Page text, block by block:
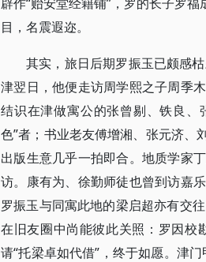
目，名震遐迩。
其实，旅日后期罗振玉已颇感
津翌日，他便走访周学熙之子周季
结识在津做寓公的张曾剔、铁良
色”者；书业老友傅增湘、张元济、
出版生意几乎一拍即合。地质学家
访。康有为、徐勤师徒也曾到访嘉
罗振玉与同寓此地的梁启超亦有交
在旧友圈中尚能彼此关照：罗因校
请“托梁卓如代借”，终于如愿。津